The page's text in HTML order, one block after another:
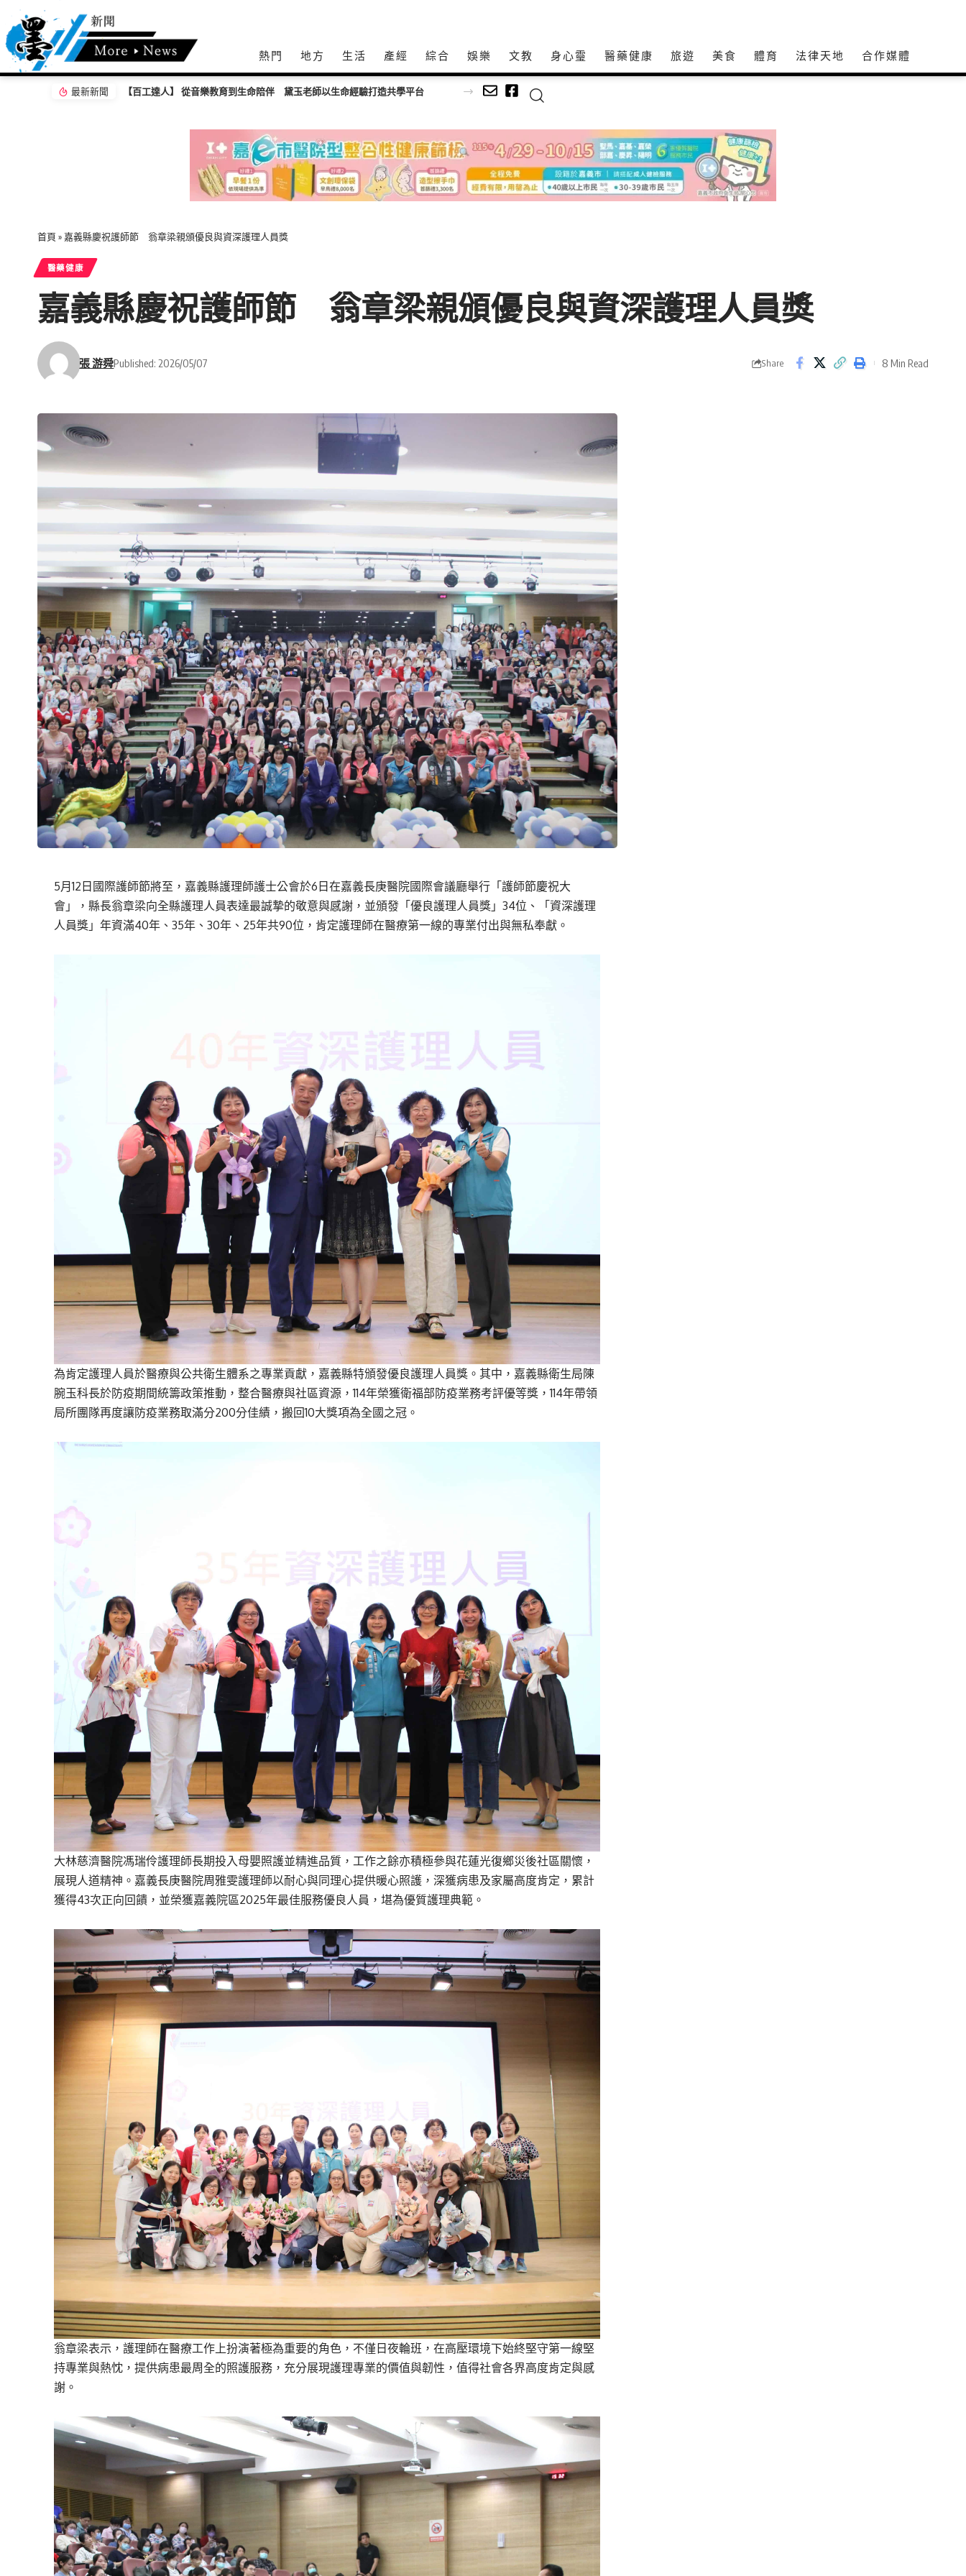
熱門 地方 生活 產經 綜合 娛樂 文教 身心𩆜 醫藥健康 旅遊 美食 體育 法律天地 合作媒體
最新新聞 【百工達人】 從音樂教育到生命陪伴 黛玉老師以生命經驗打造共學平台
首頁 »嘉義縣慶祝護師節 翁章梁親頒優良與資深護理人員獎
醫藥健康
嘉義縣慶祝護師節 翁章梁親頒優良與資深護理人員獎
張 游舜Published: 2026/05/07 Share 8 Min Read
5月12日國際護師節將至，嘉義縣護理師護士公會於6日在嘉義長庚醫院國際會議廳舉行「護師節慶祝大
會」，縣長翁章梁向全縣護理人員表達最誠摯的敬意與感謝，並頒發「優良護理人員獎」34位、「資深護理
人員獎」年資滿40年、35年、30年、25年共90位，肯定護理師在醫療第一線的專業付出與無私奉獻。
為肯定護理人員於醫療與公共衛生體系之專業貢獻，嘉義縣特頒發優良護理人員獎。其中，嘉義縣衛生局陳
腕玉科長於防疫期間統籌政策推動，整合醫療與社區資源，114年榮獲衛福部防疫業務考評優等獎，114年帶領
局所團隊再度讓防疫業務取滿分200分佳績，搬回10大獎項為全國之冠。
大林慈濟醫院馮瑞伶護理師長期投入母嬰照護並精進品質，工作之餘亦積極參與花蓮光復鄉災後社區關懷，
展現人道精神。嘉義長庚醫院周雅雯護理師以耐心與同理心提供暖心照護，深獲病患及家屬高度肯定，累計
獲得43次正向回饋，並榮獲嘉義院區2025年最佳服務優良人員，堪為優質護理典範。
翁章梁表示，護理師在醫療工作上扮演著極為重要的角色，不僅日夜輪班，在高壓環境下始終堅守第一線堅
持專業與熱忱，提供病患最周全的照護服務，充分展現護理專業的價值與韌性，值得社會各界高度肯定與感
謝。